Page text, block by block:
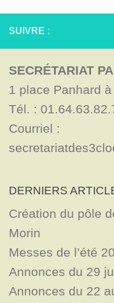
SUIVRE :
SECRÉTARIAT
1 place Panhard
Tél. :
Courriel :
DERNIERS
Création du pôle
Morin
Messes de l’été
Annonces du 29
Annonces du 22